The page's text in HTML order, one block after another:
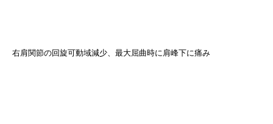
右肩関節の回旋可動域減少、最大屈曲時に肩峰下に痛み